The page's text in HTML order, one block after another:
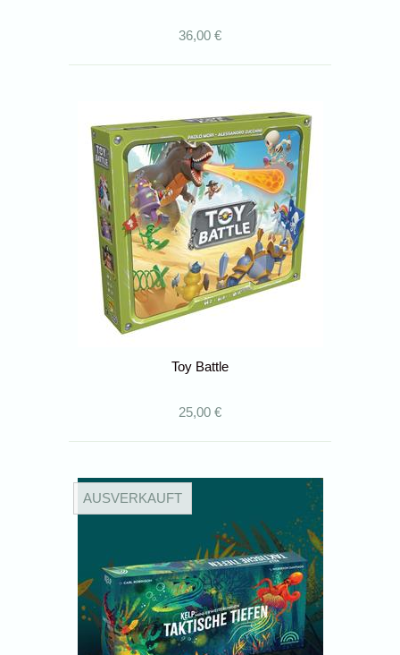
36,00 €
Toy Battle
25,00 €
AUSVERKAUFT